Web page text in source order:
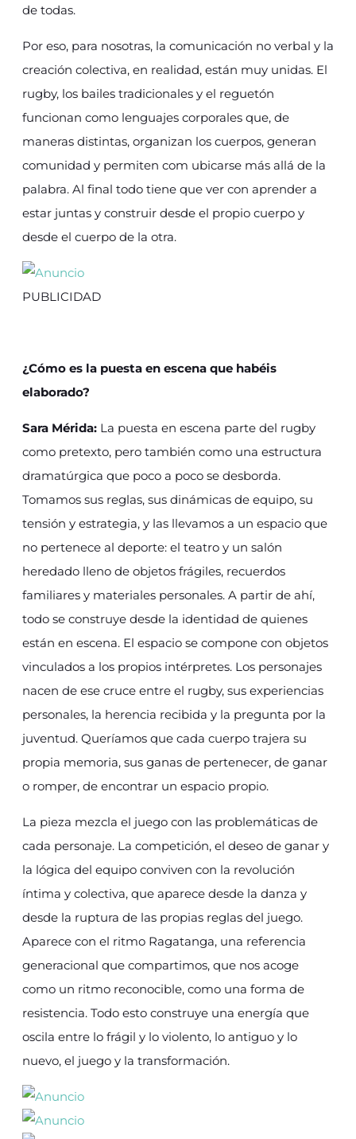
de todas.
Por eso, para nosotras, la comunicación no verbal y la
creación colectiva, en realidad, están muy unidas. El
rugby, los bailes tradicionales y el reguetón
funcionan como lenguajes corporales que, de
maneras distintas, organizan los cuerpos, generan
comunidad y permiten com ubicarse más allá de la
palabra. Al final todo tiene que ver con aprender a
estar juntas y construir desde el propio cuerpo y
desde el cuerpo de la otra.
PUBLICIDAD
¿Cómo es la puesta en escena que habéis
elaborado?
Sara Mérida: La puesta en escena parte del rugby
como pretexto, pero también como una estructura
dramatúrgica que poco a poco se desborda.
Tomamos sus reglas, sus dinámicas de equipo, su
tensión y estrategia, y las llevamos a un espacio que
no pertenece al deporte: el teatro y un salón
heredado lleno de objetos frágiles, recuerdos
familiares y materiales personales. A partir de ahí,
todo se construye desde la identidad de quienes
están en escena. El espacio se compone con objetos
vinculados a los propios intérpretes. Los personajes
nacen de ese cruce entre el rugby, sus experiencias
personales, la herencia recibida y la pregunta por la
juventud. Queríamos que cada cuerpo trajera su
propia memoria, sus ganas de pertenecer, de ganar
o romper, de encontrar un espacio propio.
La pieza mezcla el juego con las problemáticas de
cada personaje. La competición, el deseo de ganar y
la lógica del equipo conviven con la revolución
íntima y colectiva, que aparece desde la danza y
desde la ruptura de las propias reglas del juego.
Aparece con el ritmo Ragatanga, una referencia
generacional que compartimos, que nos acoge
como un ritmo reconocible, como una forma de
resistencia. Todo esto construye una energía que
oscila entre lo frágil y lo violento, lo antiguo y lo
nuevo, el juego y la transformación.